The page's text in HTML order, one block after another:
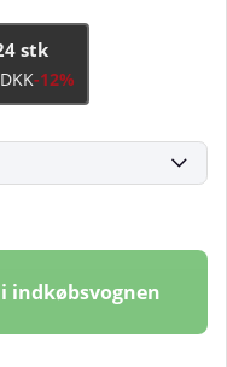
stk
-12%
indkøbsvognen